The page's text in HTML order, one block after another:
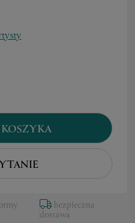
bezpieczna
dostawa